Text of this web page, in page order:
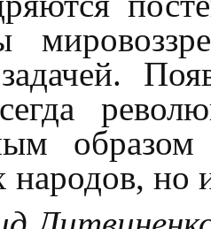
народов, но